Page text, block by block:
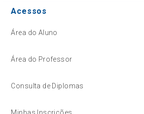
Acessos
Área do Aluno
Área do Professor
Consulta de Diplomas